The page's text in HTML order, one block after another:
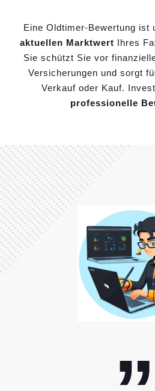
Eine Oldtimer-Bewertung ist
aktuellen Marktwert Ihres
Sie schützt Sie vor
Versicherungen und sorgt
Verkauf oder Kauf.
professionelle